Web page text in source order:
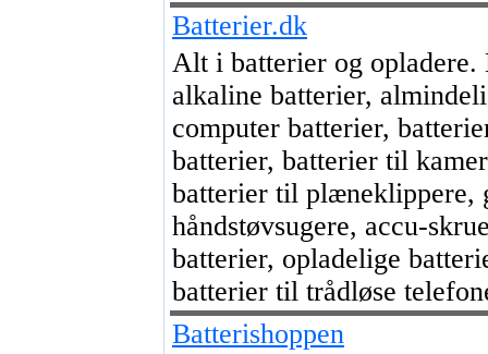
Batterier.dk
Alt i batterier og opladere.
alkaline batterier,
computer batterier,
batterier, batterier til
batterier til plæneklippere,
håndstøvsugere, accu-
batterier, opladelige
batterier til trådløse
Batterishoppen